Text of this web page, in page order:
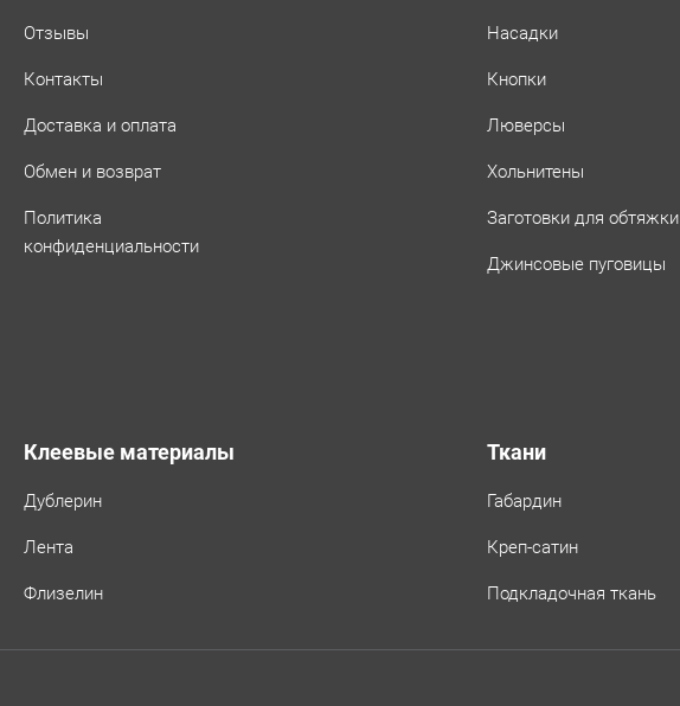
Отзывы
Контакты
Доставка и оплата
Обмен и возврат
Политика
конфиденциальности
Насадки
Кнопки
Люверсы
Хольнитены
Заготовки для обтяжки
Джинсовые пуговицы
Клеевые материалы
Дублерин
Лента
Флизелин
Ткани
Габардин
Креп-сатин
Подкладочная ткань